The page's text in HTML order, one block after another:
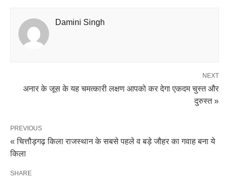
Damini Singh
NEXT
अनार के जूस के यह चमत्कारी लक्षण आपको कर देगा एकदम चुस्त और
दुरुस्त »
PREVIOUS
« चित्तौड़गढ़ किला राजस्थान के सबसे पहले व बड़े जौहर का गवाह बना ये
किला
SHARE